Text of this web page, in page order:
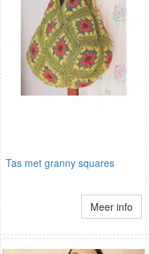
Tas met granny squares
Meer info